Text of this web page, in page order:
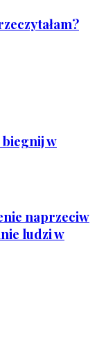
w
naprzeciw
ludzi w